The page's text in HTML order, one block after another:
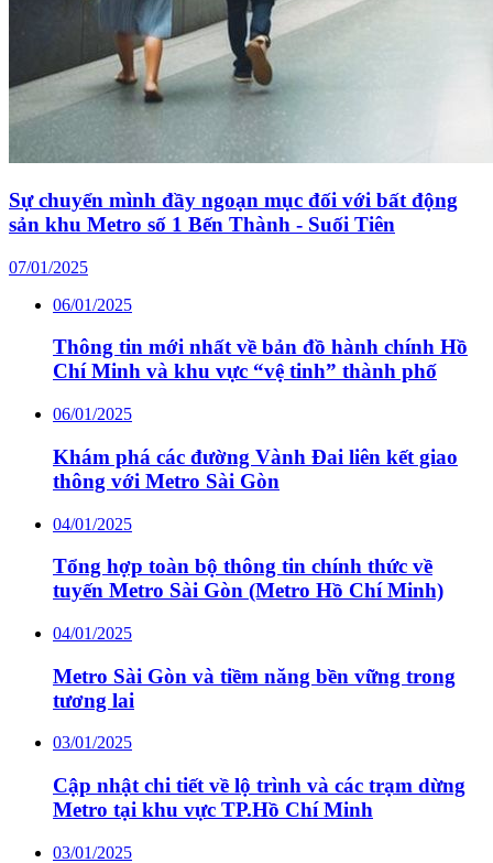
Sự chuyển mình đầy ngoạn mục đối với bất động
sản khu Metro số 1 Bến Thành - Suối Tiên
07/01/2025
06/01/2025
Thông tin mới nhất về bản đồ hành chính Hồ
Chí Minh và khu vực “vệ tinh” thành phố
06/01/2025
Khám phá các đường Vành Đai liên kết giao
thông với Metro Sài Gòn
04/01/2025
Tổng hợp toàn bộ thông tin chính thức về
tuyến Metro Sài Gòn (Metro Hồ Chí Minh)
04/01/2025
Metro Sài Gòn và tiềm năng bền vững trong
tương lai
03/01/2025
Cập nhật chi tiết về lộ trình và các trạm dừng
Metro tại khu vực TP.Hồ Chí Minh
03/01/2025